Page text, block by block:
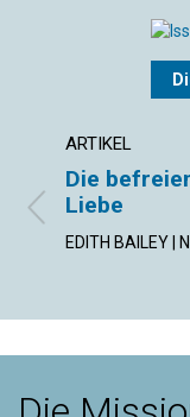
ARTIKEL
Die
Liebe
EDITH BAILEY |